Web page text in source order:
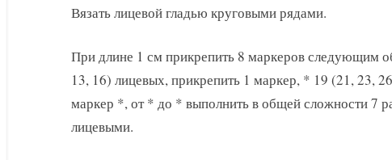
Вязать лицевой гладью круговыми рядами.
При длине 1 см прикрепить 8 маркеров следующим
13, 16) лицевых, прикрепить 1 маркер, * 19 (21, 23,
маркер *, от * до * выполнить в общей сложности 7
лицевыми.